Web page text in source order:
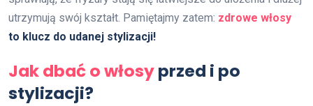
utrzymują swój kształt. Pamiętajmy zatem: zdrowe włosy
to klucz do udanej stylizacji!
Jak dbać o włosyprzed i po
stylizacji?